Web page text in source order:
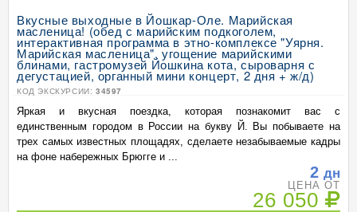
Вкусные выходные в Йошкар-Оле. Марийская
масленица! (обед с марийским подкоголем,
интерактивная программа в этно-комплексе "Уярня.
Марийская масленица", угощение марийскими
блинами, гастромузей Йошкина кота, сыроварня с
дегустацией, органный мини концерт, 2 дня + ж/д)
КОД ЭКСКУРСИИ: 34597
Яркая и вкусная поездка, которая познакомит вас с
единственным городом в России на букву Й. Вы побываете на
трех самых известных площадях, сделаете незабываемые кадры
на фоне набережных Брюгге и ...
2 дн
ЦЕНА ОТ
26 050